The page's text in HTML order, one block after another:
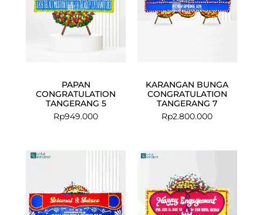
PAPAN
CONGRATULATION
TANGERANG 5
Rp949.000
KARANGAN BUNGA
CONGRATULATION
TANGERANG 7
Rp2.800.000